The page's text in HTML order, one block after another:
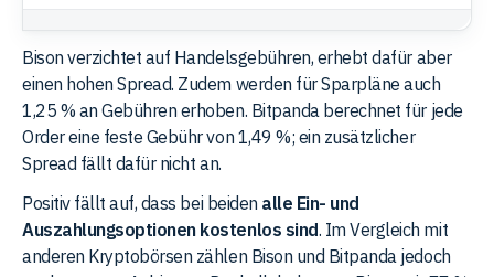
Bison verzichtet auf Handelsgebühren, erhebt dafür aber
einen hohen Spread. Zudem werden für Sparpläne auch
1,25 % an Gebühren erhoben. Bitpanda berechnet für jede
Order eine feste Gebühr von 1,49 %; ein zusätzlicher
Spread fällt dafür nicht an.
Positiv fällt auf, dass bei beiden alle Ein- und
Auszahlungsoptionen kostenlos sind. Im Vergleich mit
anderen Kryptobörsen zählen Bison und Bitpanda jedoch